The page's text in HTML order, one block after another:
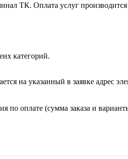
ТК. Оплата услуг
категорий.
на указанный в заявке адрес
оплате (сумма заказа и